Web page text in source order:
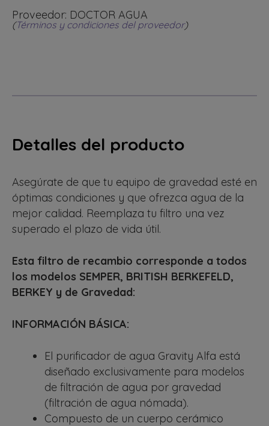
Proveedor: DOCTOR AGUA
(Términos y condiciones del proveedor)
Detalles del producto
Asegúrate de que tu equipo de gravedad esté en
óptimas condiciones y que ofrezca agua de la
mejor calidad. Reemplaza tu filtro una vez
superado el plazo de vida útil.
Esta filtro de recambio corresponde a todos
los modelos SEMPER, BRITISH BERKEFELD,
BERKEY y de Gravedad:
INFORMACIÓN BÁSICA:
El purificador de agua Gravity Alfa está
diseñado exclusivamente para modelos
de filtración de agua por gravedad
(filtración de agua nómada).
Compuesto de un cuerpo cerámico